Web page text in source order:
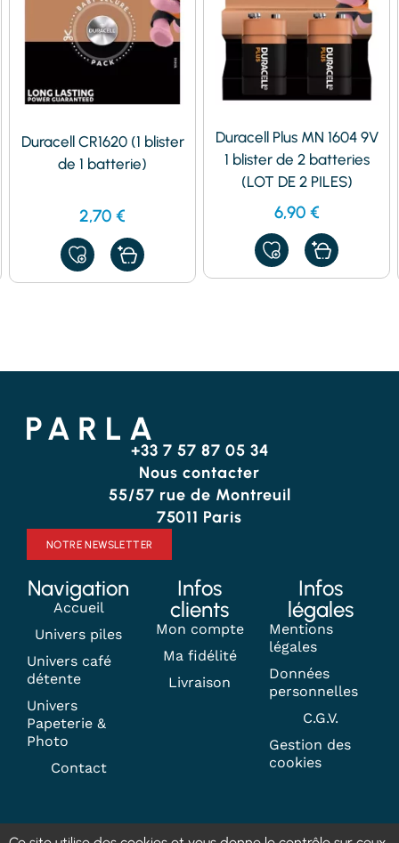
Duracell CR1620 (1 blister
de 1 batterie)
2,70 €
AJOUTER
À
MES
Duracell Plus MN 1604 9V
1 blister de 2 batteries
(LOT DE 2 PILES)
6,90 €
AJOUTER
À
MES
+33 7 57 87 05 34
Nous contacter
55/57 rue de Montreuil
75011 Paris
NOTRE NEWSLETTER
Navigation
Accueil
Univers piles
Univers café
détente
Univers
Papeterie &
Photo
Contact
Infos
clients
Mon compte
Ma fidélité
Livraison
Infos
légales
Mentions
légales
Données
personnelles
C.G.V.
Gestion des
cookies